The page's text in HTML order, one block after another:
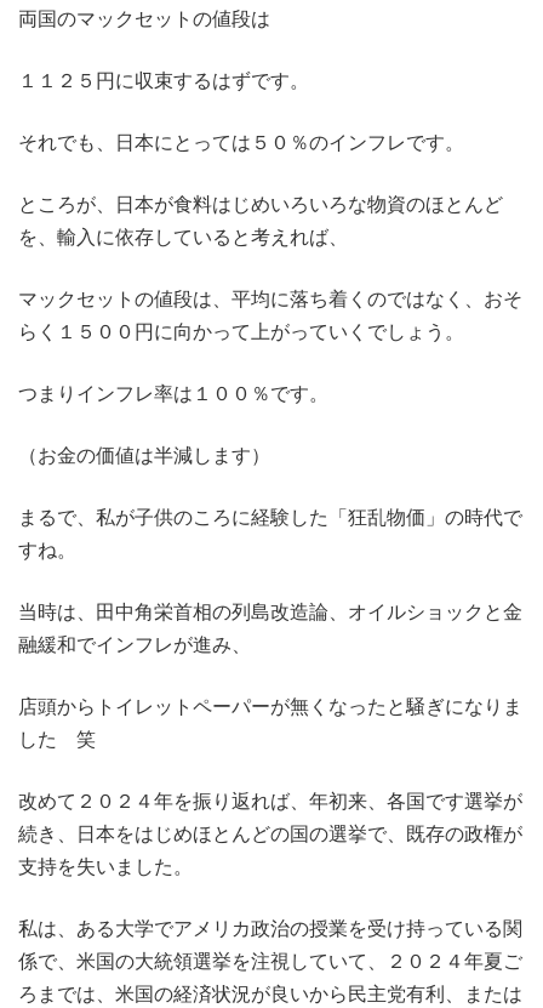
両国のマックセットの値段は
１１２５円に収束するはずです。
それでも、日本にとっては５０％のインフレです。
ところが、日本が食料はじめいろいろな物資のほとんど
を、輸入に依存していると考えれば、
マックセットの値段は、平均に落ち着くのではなく、おそ
らく１５００円に向かって上がっていくでしょう。
つまりインフレ率は１００％です。
（お金の価値は半減します）
まるで、私が子供のころに経験した「狂乱物価」の時代で
すね。
当時は、田中角栄首相の列島改造論、オイルショックと金
融緩和でインフレが進み、
店頭からトイレットペーパーが無くなったと騒ぎになりま
した 笑
改めて２０２４年を振り返れば、年初来、各国です選挙が
続き、日本をはじめほとんどの国の選挙で、既存の政権が
支持を失いました。
私は、ある大学でアメリカ政治の授業を受け持っている関
係で、米国の大統領選挙を注視していて、２０２４年夏ご
ろまでは、米国の経済状況が良いから民主党有利、または